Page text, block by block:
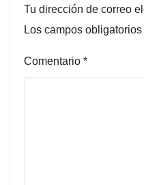
Tu dirección de correo
Los campos
Comentario *